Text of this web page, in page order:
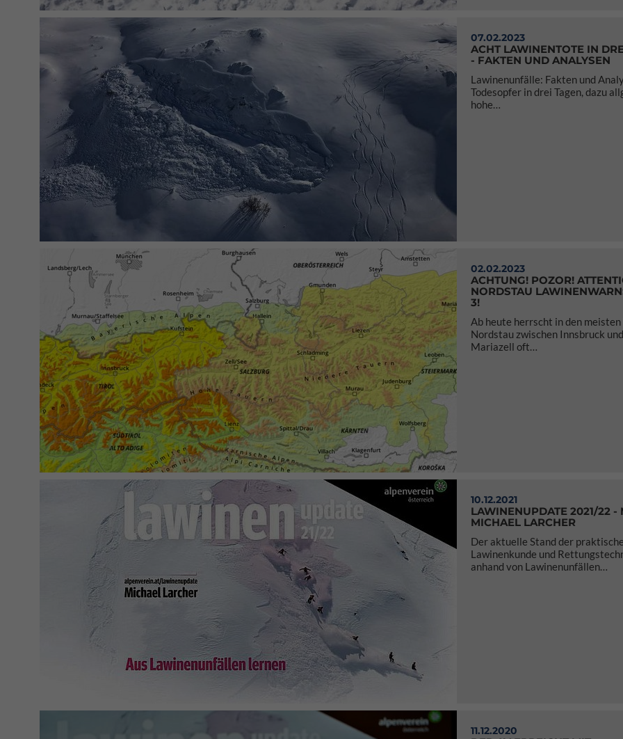
07.02.2023
ACHT LAWINENTOTE IN
- FAKTEN UND ANALYSEN
Lawinenunfälle: Fakten und
Todesopfer in drei Tagen, dazu
hohe…
02.02.2023
ACHTUNG! POZOR!
NORDSTAU
3!
Ab heute herrscht in den meisten
Nordstau zwischen Innsbruck und
Mariazell oft…
10.12.2021
LAWINENUPDATE 2021/22 -
MICHAEL LARCHER
Der aktuelle Stand der
Lawinenkunde und
anhand von Lawinenunfällen…
11.12.2020